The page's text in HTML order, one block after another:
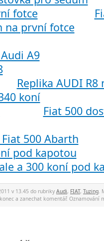
na první fotce
A9
Replika AUDI R8
Fiat 500
a 300 koní pod
v 13.45 do rubriky Audi, FIAT, Tuzing.
a zanechat komentář. Oznamování